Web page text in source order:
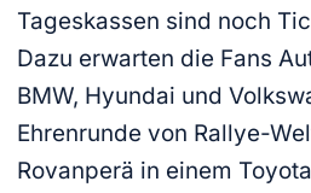
Tageskassen sind noch
Dazu erwarten die Fans
BMW, Hyundai und
Ehrenrunde von Rallye-
Rovanperä in einem